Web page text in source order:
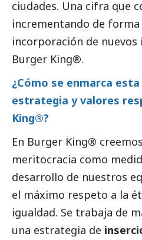
ciudades. Una cifra que
incrementando de
incorporación de
Burger King®.
¿Cómo se enmarca
estrategia y valores
King®?
En Burger King®
meritocracia como
desarrollo de nuestros
el máximo respeto a la
igualdad. Se trabaja de
una estrategia de